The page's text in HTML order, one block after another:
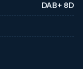
DAB+ 8D